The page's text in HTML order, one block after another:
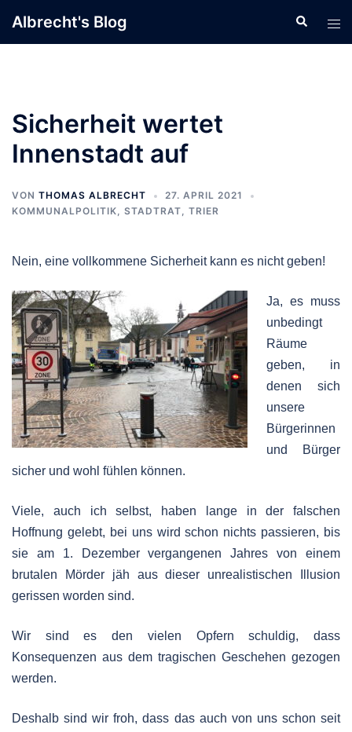
Inhalt
Albrecht's Blog Suche
Sicherheit wertet
Innenstadt auf
VON THOMAS ALBRECHT
27. APRIL 2021
KOMMUNALPOLITIK, STADTRAT, TRIER
Nein, eine vollkommene Sicherheit kann es nicht geben!
Ja, es muss
unbedingt
Räume
geben, in
denen sich
unsere
Bürgerinnen
und Bürger
sicher und wohl fühlen können.
Viele, auch ich selbst, haben lange in der falschen
Hoffnung gelebt, bei uns wird schon nichts passieren, bis
sie am 1. Dezember vergangenen Jahres von einem
brutalen Mörder jäh aus dieser unrealistischen Illusion
gerissen worden sind.
Wir sind es den vielen Opfern schuldig, dass
Konsequenzen aus dem tragischen Geschehen gezogen
werden.
Deshalb sind wir froh, dass das auch von uns schon seit